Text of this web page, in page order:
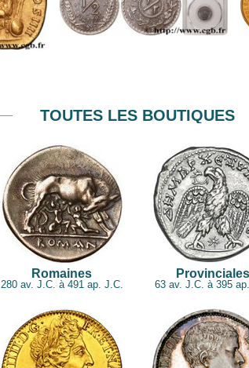
TOUTES LES BOUTIQUES
Romaines
280 av. J.C. à 491 ap. J.C.
Provinciales
63 av. J.C. à 395